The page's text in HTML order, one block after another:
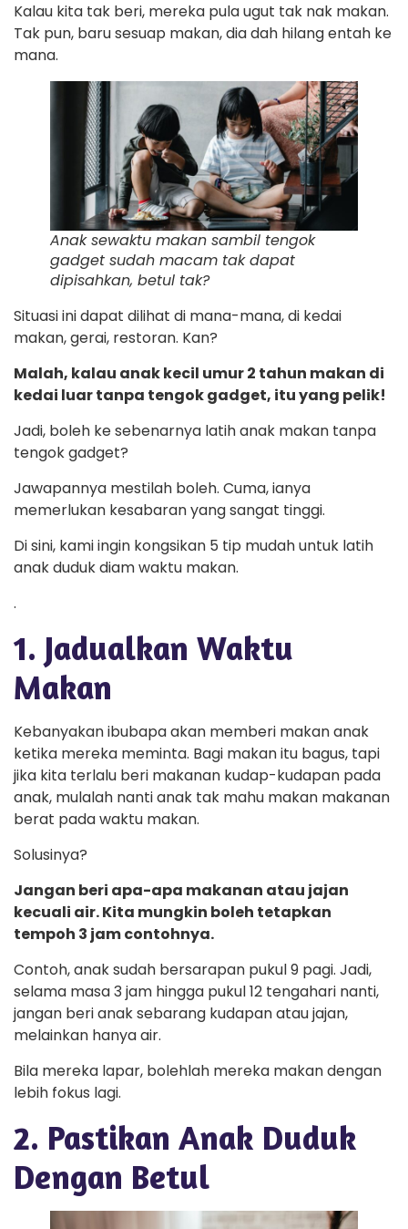
Kalau kita tak beri, mereka pula ugut tak nak makan.
Tak pun, baru sesuap makan, dia dah hilang entah ke
mana.
Anak sewaktu makan sambil tengok
gadget sudah macam tak dapat
dipisahkan, betul tak?
Situasi ini dapat dilihat di mana-mana, di kedai
makan, gerai, restoran. Kan?
Malah, kalau anak kecil umur 2 tahun makan di
kedai luar tanpa tengok gadget, itu yang pelik!
Jadi, boleh ke sebenarnya latih anak makan tanpa
tengok gadget?
Jawapannya mestilah boleh. Cuma, ianya
memerlukan kesabaran yang sangat tinggi.
Di sini, kami ingin kongsikan 5 tip mudah untuk latih
anak duduk diam waktu makan.
.
1. Jadualkan Waktu
Makan
Kebanyakan ibubapa akan memberi makan anak
ketika mereka meminta. Bagi makan itu bagus, tapi
jika kita terlalu beri makanan kudap-kudapan pada
anak, mulalah nanti anak tak mahu makan makanan
berat pada waktu makan.
Solusinya?
Jangan beri apa-apa makanan atau jajan
kecuali air. Kita mungkin boleh tetapkan
tempoh 3 jam contohnya.
Contoh, anak sudah bersarapan pukul 9 pagi. Jadi,
selama masa 3 jam hingga pukul 12 tengahari nanti,
jangan beri anak sebarang kudapan atau jajan,
melainkan hanya air.
Bila mereka lapar, bolehlah mereka makan dengan
lebih fokus lagi.
2. Pastikan Anak Duduk
Dengan Betul